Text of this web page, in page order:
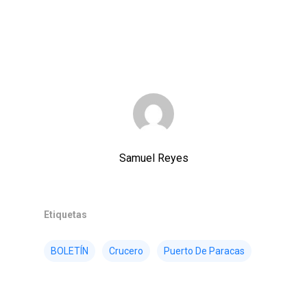
Samuel Reyes
Etiquetas
BOLETÍN Crucero Puerto De Paracas